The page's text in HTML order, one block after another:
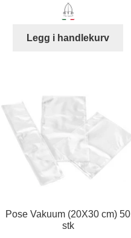
Legg i handlekurv
Pose Vakuum (20X30 cm) 50
stk